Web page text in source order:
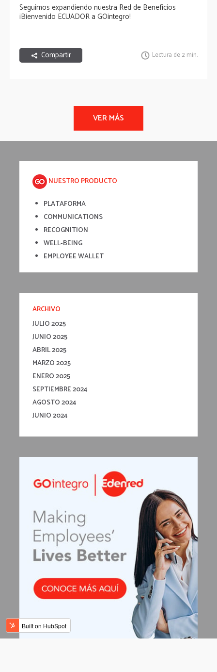
Seguimos expandiendo nuestra Red de Beneficios
¡Bienvenido ECUADOR a GOintegro!
Compartir Lectura de 2 min.
NUESTRO PRODUCTO
PLATAFORMA
COMMUNICATIONS
RECOGNITION
WELL-BEING
EMPLOYEE WALLET
ARCHIVO
JULIO 2025
JUNIO 2025
ABRIL 2025
MARZO 2025
ENERO 2025
SEPTIEMBRE 2024
AGOSTO 2024
JUNIO 2024